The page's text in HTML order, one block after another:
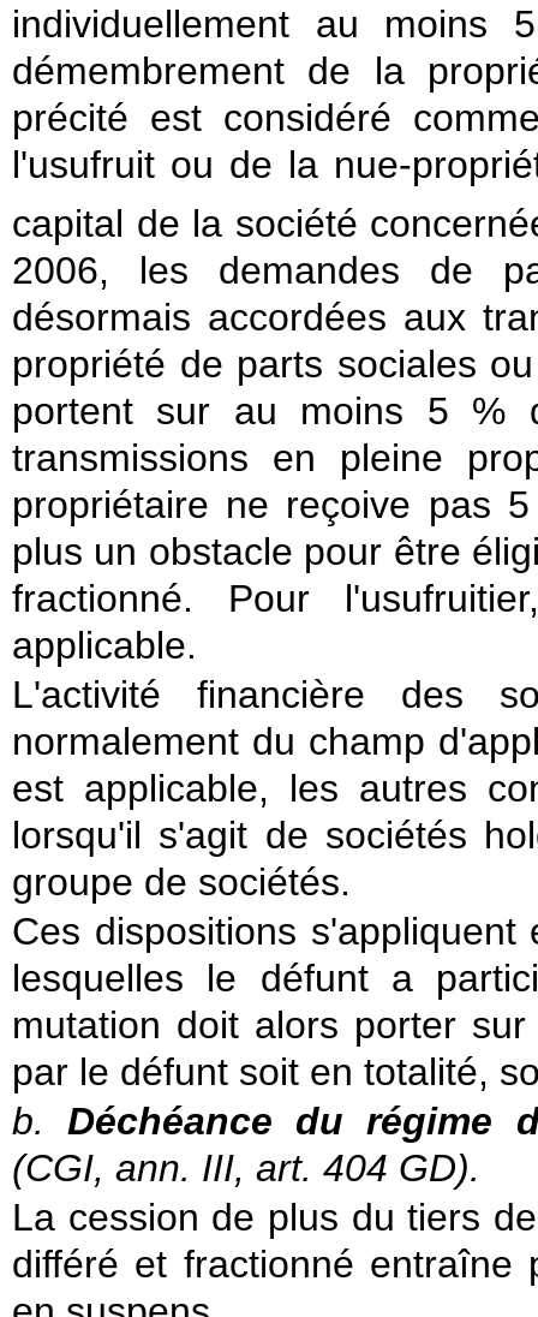
individuellement au
démembrement de la
précité est considéré
l'usufruit ou de la nue-
capital de la société
2006, les demandes de
désormais accordées aux
propriété de parts sociales
portent sur au moins 5 %
transmissions en pleine
propriétaire ne reçoive pas
plus un obstacle pour être
fractionné. Pour
applicable.
L'activité financière des
normalement du champ
est applicable, les autres
lorsqu'il s'agit de sociétés
groupe de sociétés.
Ces dispositions
lesquelles le défunt a
mutation doit alors porter
par le défunt soit en totalité,
b.Déchéance du régime
(CGI, ann. III, art. 404 GD).
La cession de plus du tiers
différé et fractionné entraîne